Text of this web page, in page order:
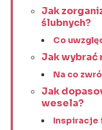
Jak
ślubnych?
Co
Jak
Na co
Jak
wesela?
Inspiracje